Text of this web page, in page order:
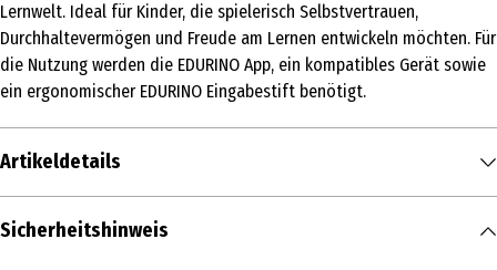
Lernwelt. Ideal für Kinder, die spielerisch Selbstvertrauen,
Durchhaltevermögen und Freude am Lernen entwickeln möchten. Für
die Nutzung werden die EDURINO App, ein kompatibles Gerät sowie
ein ergonomischer EDURINO Eingabestift benötigt.
Artikeldetails
Inhalt
Sicherheitshinweis